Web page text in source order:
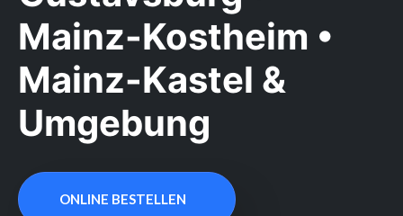
Mainz-Kostheim •
Mainz-Kastel &
Umgebung
ONLINE BESTELLEN